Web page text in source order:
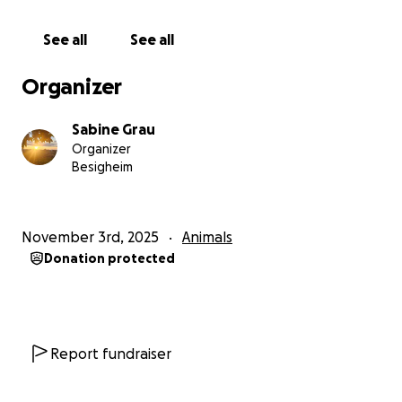
geben, diese schwere Zeit zu bewältigen.
Für jede Unterstützung danke ich Euch von Herzen!
Ich habe bewusst kein festes hohes Spendenziel
festgelegt – jeder Beitrag zählt und hilft enorm!
Danke von Herzen,
Sabine
See all See all
Organizer
Sabine Grau
Organizer
Besigheim
November 3rd, 2025 Animals
Donation protected
Report fundraiser